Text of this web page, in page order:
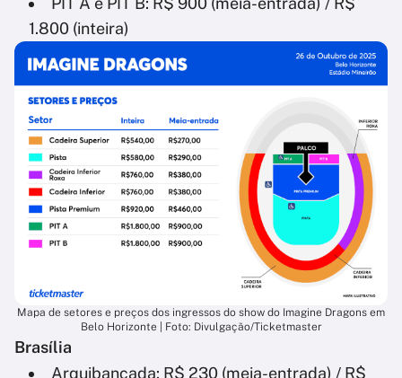
1.800 (inteira)
Mapa de setores e preços dos ingressos do show do Imagine Dragons em
Belo Horizonte | Foto: Divulgação/Ticketmaster
Brasília
Arquibancada: R$ 230 (meia-entrada) / R$